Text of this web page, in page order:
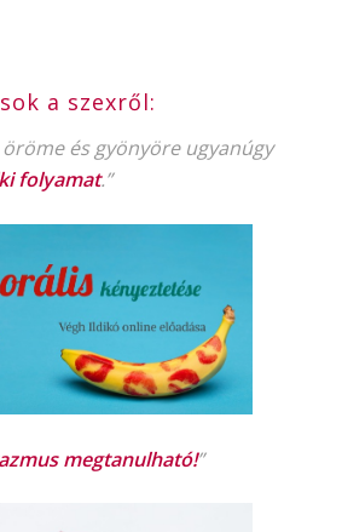
a szexről:
és gyönyöre ugyanúgy
folyamat.”
megtanulható!”